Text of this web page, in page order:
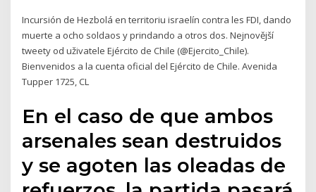
Incursión de Hezbolá en territoriu israelín contra les FDI, dando
muerte a ocho soldaos y prindando a otros dos. Nejnovější
tweety od uživatele Ejército de Chile (@Ejercito_Chile).
Bienvenidos a la cuenta oficial del Ejército de Chile. Avenida
Tupper 1725, CL
En el caso de que ambos
arsenales sean destruidos
y se agoten las oleadas de